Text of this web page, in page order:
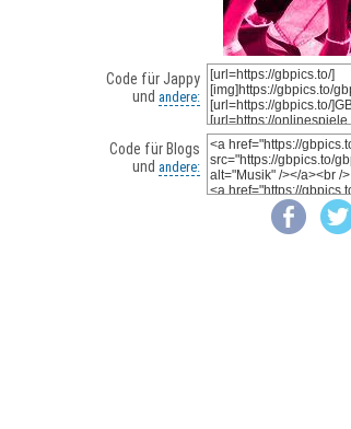
Code für Jappy
und andere:
Code für Blogs
und andere: